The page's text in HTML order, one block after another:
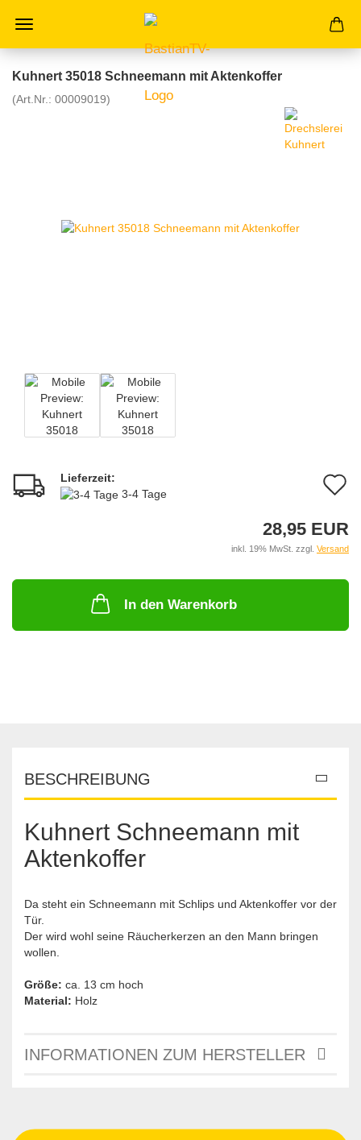
Kuhnert 35018 Schneemann mit Aktenkoffer
(Art.Nr.: 00009019)
Lieferzeit:
3-4 Tage
28,95 EUR
inkl. 19% MwSt. zzgl. Versand
In den Warenkorb
BESCHREIBUNG
Kuhnert Schneemann mit
Aktenkoffer
Da steht ein Schneemann mit Schlips und Aktenkoffer vor der
Tür.
Der wird wohl seine Räucherkerzen an den Mann bringen
wollen.
Größe: ca. 13 cm hoch
Material: Holz
INFORMATIONEN ZUM HERSTELLER